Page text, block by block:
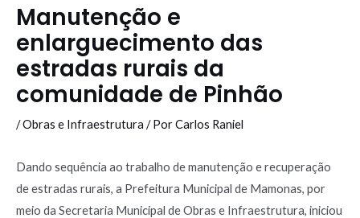
Manutenção e
enlarguecimento das
estradas rurais da
comunidade de Pinhão
/Obras e Infraestrutura / PorCarlos Raniel
Dando sequência ao trabalho de manutenção e recuperação
de estradas rurais, a Prefeitura Municipal de Mamonas, por
meio da Secretaria Municipal de Obras e Infraestrutura, iniciou